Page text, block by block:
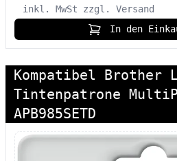
inkl. MwSt
zzgl. Versand
In den
Kompatibel Brother
Tintenpatrone
APB985SETD